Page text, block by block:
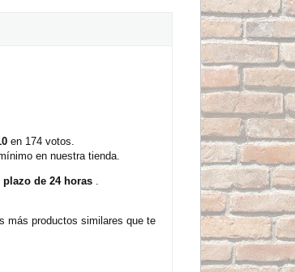
en 174 votos.
en nuestra tienda.
plazo de 24 horas
más productos similares que te